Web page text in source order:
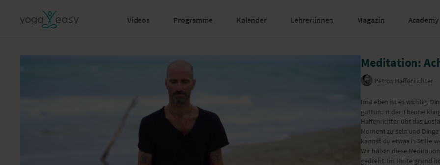
Videos Programme Kalender Lehrer:innen Magazin Academy
Meditation:
Petros Haffenrichter
Im Leben ist es wichtig,
guttun. In der Theorie
Haffenrichter übt das
Moment zu sein und
kannst du etwas in Stille
Wir haben diese
gedreht. Im Hintergrund